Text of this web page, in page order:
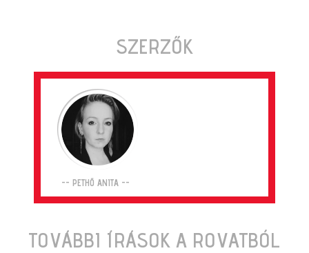
SZERZŐK
-- PETHŐ ANITA --
TOVÁBBI ÍRÁSOK A ROVATBÓL